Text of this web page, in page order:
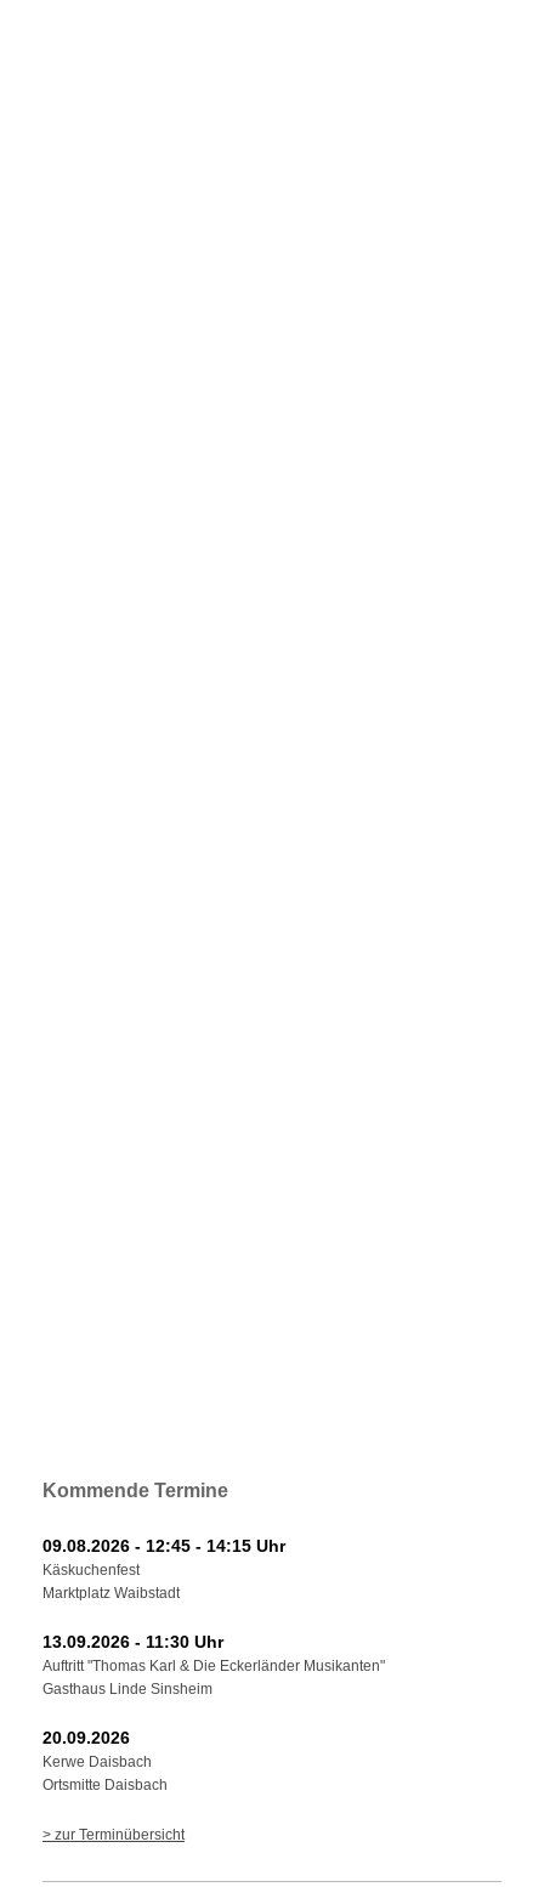
Kommende Termine
09.08.2026 - 12:45 - 14:15 Uhr
Käskuchenfest
Marktplatz Waibstadt
13.09.2026 - 11:30 Uhr
Auftritt "Thomas Karl & Die Eckerländer Musikanten"
Gasthaus Linde Sinsheim
20.09.2026
Kerwe Daisbach
Ortsmitte Daisbach
> zur Terminübersicht